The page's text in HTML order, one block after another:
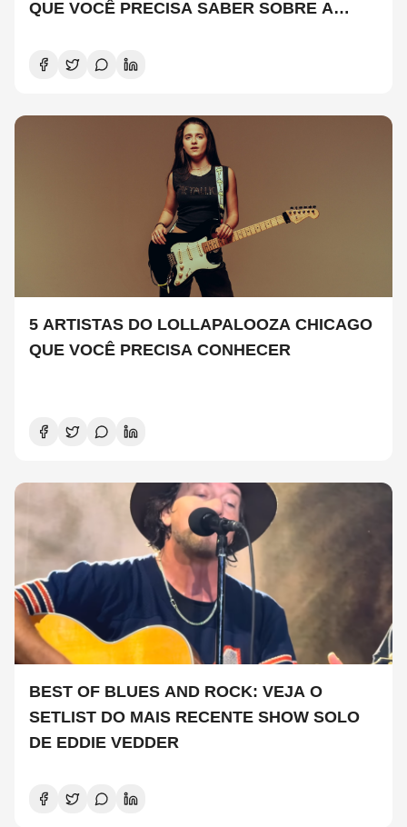
QUE VOCÊ PRECISA SABER SOBRE A
5 ARTISTAS DO LOLLAPALOOZA CHICAGO
QUE VOCÊ PRECISA CONHECER
BEST OF BLUES AND ROCK: VEJA O
SETLIST DO MAIS RECENTE SHOW SOLO
DE EDDIE VEDDER